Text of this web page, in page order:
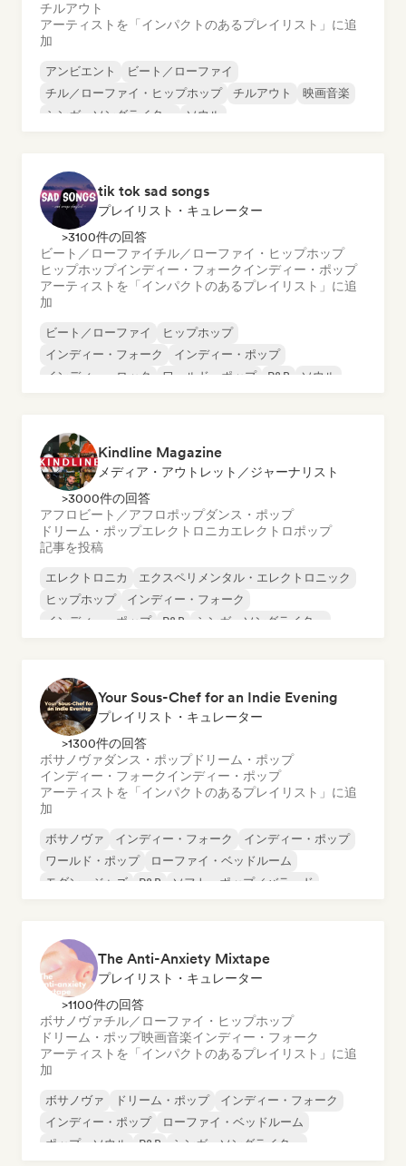
チルアウト
アーティストを「インパクトのあるプレイリスト」に追
加
アンビエント
ビート／ローファイ
チル／ローファイ・ヒップホップ
チルアウト
映画音楽
シンガーソングライター
ソウル
tik tok sad songs
プレイリスト・キュレーター
>3100件の回答
ビート／ローファイチル／ローファイ・ヒップホップ
ヒップホップインディー・フォークインディー・ポップ
アーティストを「インパクトのあるプレイリスト」に追
加
ビート／ローファイ
ヒップホップ
インディー・フォーク
インディー・ポップ
インディー・ロック
ワールド・ポップ R&B ソウル
Kindline Magazine
メディア・アウトレット／ジャーナリスト
>3000件の回答
アフロビート／アフロポップダンス・ポップ
ドリーム・ポップエレクトロニカエレクトロポップ
記事を投稿
エレクトロニカ
エクスペリメンタル・エレクトロニック
ヒップホップ
インディー・フォーク
インディー・ポップ
R&B
シンガーソングライター
Your Sous-Chef for an Indie Evening
プレイリスト・キュレーター
>1300件の回答
ボサノヴァダンス・ポップドリーム・ポップ
インディー・フォークインディー・ポップ
アーティストを「インパクトのあるプレイリスト」に追
加
ボサノヴァ インディー・フォーク
インディー・ポップ
ワールド・ポップ
ローファイ・ベッドルーム
モダン・ジャズ
R&B ソフト・ポップ／バラード
The Anti-Anxiety Mixtape
プレイリスト・キュレーター
>1100件の回答
ボサノヴァチル／ローファイ・ヒップホップ
ドリーム・ポップ映画音楽インディー・フォーク
アーティストを「インパクトのあるプレイリスト」に追
加
ボサノヴァ ドリーム・ポップ
インディー・フォーク
インディー・ポップ
ローファイ・ベッドルーム
ポップ・ソウル
R&B シンガーソングライター